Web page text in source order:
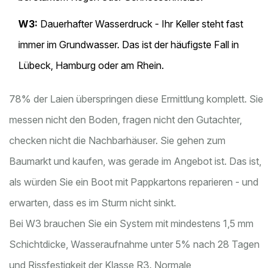
W3: Dauerhafter Wasserdruck - Ihr Keller steht fast
immer im Grundwasser. Das ist der häufigste Fall in
Lübeck, Hamburg oder am Rhein.
78% der Laien überspringen diese Ermittlung komplett. Sie
messen nicht den Boden, fragen nicht den Gutachter,
checken nicht die Nachbarhäuser. Sie gehen zum
Baumarkt und kaufen, was gerade im Angebot ist. Das ist,
als würden Sie ein Boot mit Pappkartons reparieren - und
erwarten, dass es im Sturm nicht sinkt.
Bei W3 brauchen Sie ein System mit mindestens 1,5 mm
Schichtdicke, Wasseraufnahme unter 5% nach 28 Tagen
und Rissfestigkeit der Klasse R3. Normale